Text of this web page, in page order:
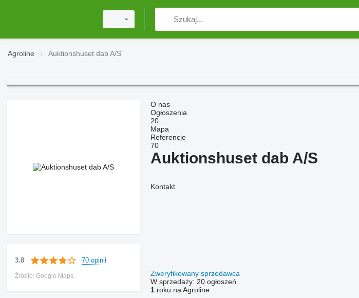
Agroline Auktionshuset dab A/S
3.8 70 opinii
Źródło: Google Maps
O nas
Ogłoszenia
20
Mapa
Referencje
70
Auktionshuset dab A/S
Kontakt
Zweryfikowany sprzedawca
W sprzedaży: 20 ogłoszeń
1roku na Agroline